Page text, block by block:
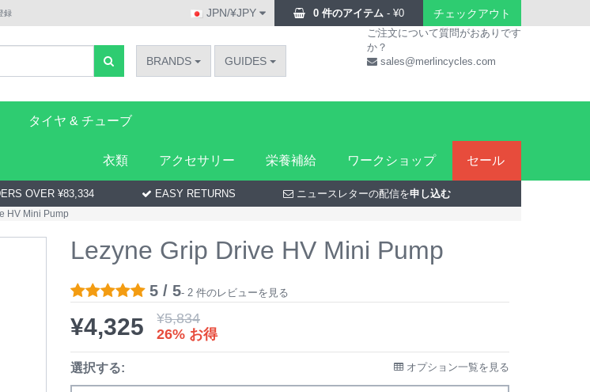
録 0 件のアイテム - ¥0 チェックアウト
JPN/¥JPY
BRANDS GUIDES
ご注文について質問がおありです
か？
sales@merlincycles.com
タイヤ & チューブ
衣類 アクセサリー 栄養補給 ワークショップ セール
OVER ¥83,334 EASY RETURNS ニュースレターの配信を申し込む
HV Mini Pump
Lezyne Grip Drive HV Mini Pump
5 / 5- 2 件のレビューを見る
¥4,325 ¥5,834
26% お得
選択する: オプション一覧を見る